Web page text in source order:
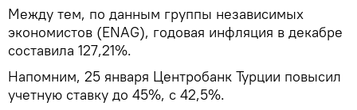
Между тем, по данным группы независимых
экономистов (ENAG), годовая инфляция в декабре
составила 127,21%.
Напомним, 25 января Центробанк Турции повысил
учетную ставку до 45%, с 42,5%.